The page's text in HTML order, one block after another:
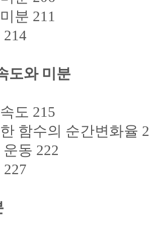
분 211
도와 미분
도 215
함수의 순간변화율
동 222